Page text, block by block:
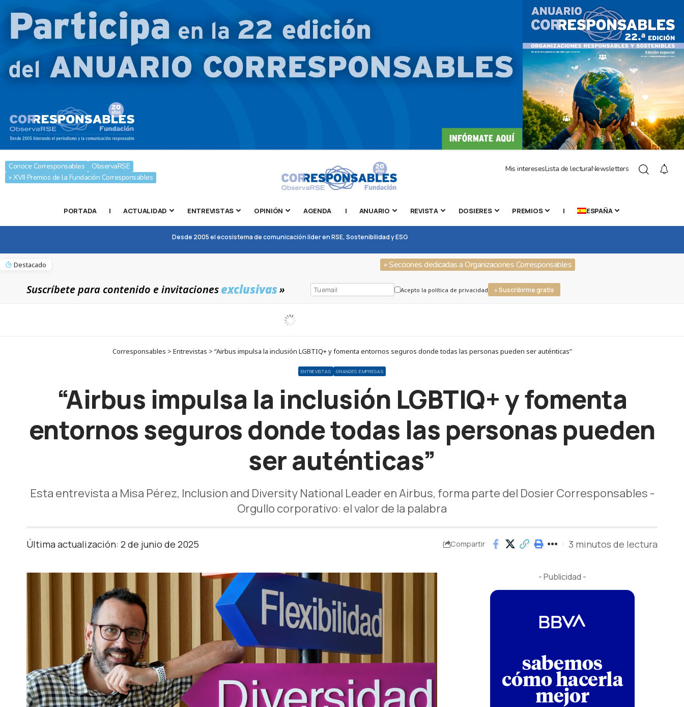
Conoce Corresponsables
ObservaRSE
» XVII Premios de la Fundación Corresponsables
Mis interesesLista de lecturaNewsletters
PORTADA | ACTUALIDAD ENTREVISTAS OPINIÓN AGENDA | ANUARIO REVISTA DOSIERES PREMIOS | ESPAÑA
Desde 2005 el ecosistema de comunicación líder en RSE, Sostenibilidad y ESG
Destacado » Secciones dedicadas a Organizaciones Corresponsables
Suscríbete para contenido e invitacionesexclusivas» Acepto la política de privacidad » Suscribirme gratis
Corresponsables > Entrevistas > “Airbus impulsa la inclusión LGBTIQ+ y fomenta entornos seguros donde todas las personas pueden ser auténticas”
ENTREVISTAS GRANDES EMPRESAS
“Airbus impulsa la inclusión LGBTIQ+ y fomenta
entornos seguros donde todas las personas pueden
ser auténticas”
Esta entrevista a Misa Pérez, Inclusion and Diversity National Leader en Airbus, forma parte del Dosier Corresponsables -
Orgullo corporativo: el valor de la palabra
Última actualización: 2 de junio de 2025 Compartir 3 minutos de lectura
- Publicidad -